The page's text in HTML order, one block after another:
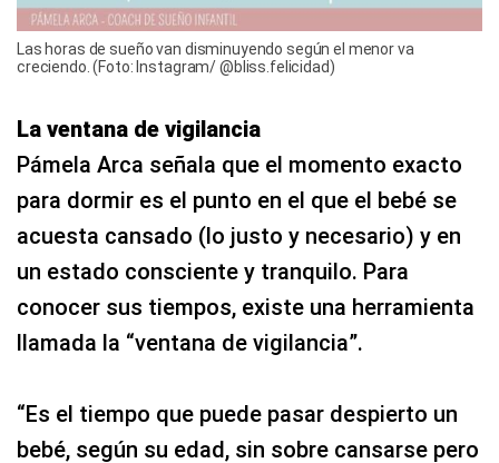
Las horas de sueño van disminuyendo según el menor va
creciendo. (Foto: Instagram/ @bliss.felicidad)
La ventana de vigilancia
Pámela Arca señala que el momento exacto
para dormir es el punto en el que el bebé se
acuesta cansado (lo justo y necesario) y en
un estado consciente y tranquilo. Para
conocer sus tiempos, existe una herramienta
llamada la “ventana de vigilancia”.
“Es el tiempo que puede pasar despierto un
bebé, según su edad, sin sobre cansarse pero